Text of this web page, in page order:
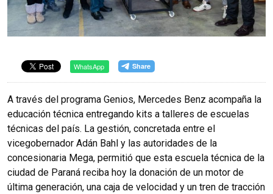
WhatsApp
A través del programa Genios, Mercedes Benz acompaña la
educación técnica entregando kits a talleres de escuelas
técnicas del país. La gestión, concretada entre el
vicegobernador Adán Bahl y las autoridades de la
concesionaria Mega, permitió que esta escuela técnica de la
ciudad de Paraná reciba hoy la donación de un motor de
última generación, una caja de velocidad y un tren de tracción